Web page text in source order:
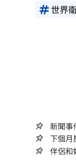
世界
新聞事
下個月
伴侶和